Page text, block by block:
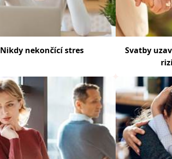
Nikdy nekončící stres
Svatby